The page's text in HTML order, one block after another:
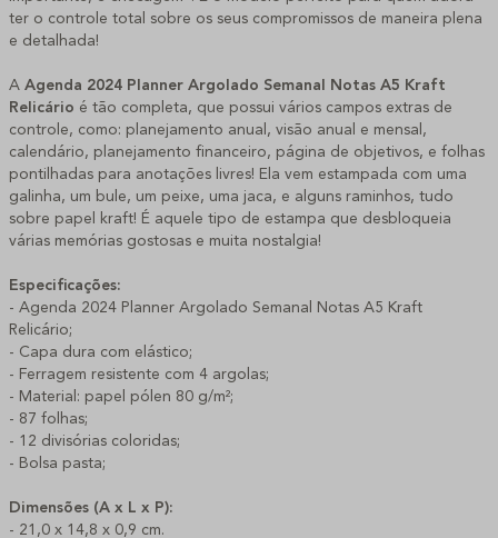
ter o controle total sobre os seus compromissos de maneira plena
e detalhada!
A Agenda 2024 Planner Argolado Semanal Notas A5 Kraft
Relicário é tão completa, que possui vários campos extras de
controle, como: planejamento anual, visão anual e mensal,
calendário, planejamento financeiro, página de objetivos, e folhas
pontilhadas para anotações livres! Ela vem estampada com uma
galinha, um bule, um peixe, uma jaca, e alguns raminhos, tudo
sobre papel kraft! É aquele tipo de estampa que desbloqueia
várias memórias gostosas e muita nostalgia!
Especificações:
- Agenda 2024 Planner Argolado Semanal Notas A5 Kraft
Relicário;
- Capa dura com elástico;
- Ferragem resistente com 4 argolas;
- Material: papel pólen 80 g/m²;
- 87 folhas;
- 12 divisórias coloridas;
- Bolsa pasta;
Dimensões (A x L x P):
- 21,0 x 14,8 x 0,9 cm.